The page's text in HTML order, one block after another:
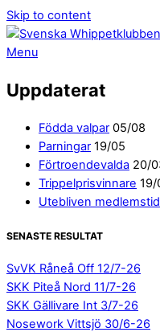
Skip to content
Menu
Uppdaterat
Födda valpar 05/08
Parningar 19/05
Förtroendevalda 20/
Trippelprisvinnare 19/
Utebliven
SENASTE RESULTAT
SvVK Råneå Off 12/7-26
SKK Piteå Nord 11/7-26
SKK Gällivare Int 3/7-26
Nosework Vittsjö 30/6-26